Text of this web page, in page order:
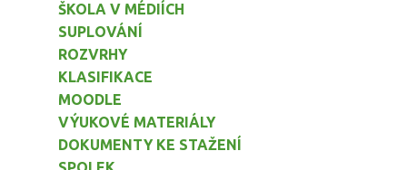
ŠKOLA V MÉDIÍCH
SUPLOVÁNÍ
ROZVRHY
KLASIFIKACE
MOODLE
VÝUKOVÉ MATERIÁLY
DOKUMENTY KE STAŽENÍ